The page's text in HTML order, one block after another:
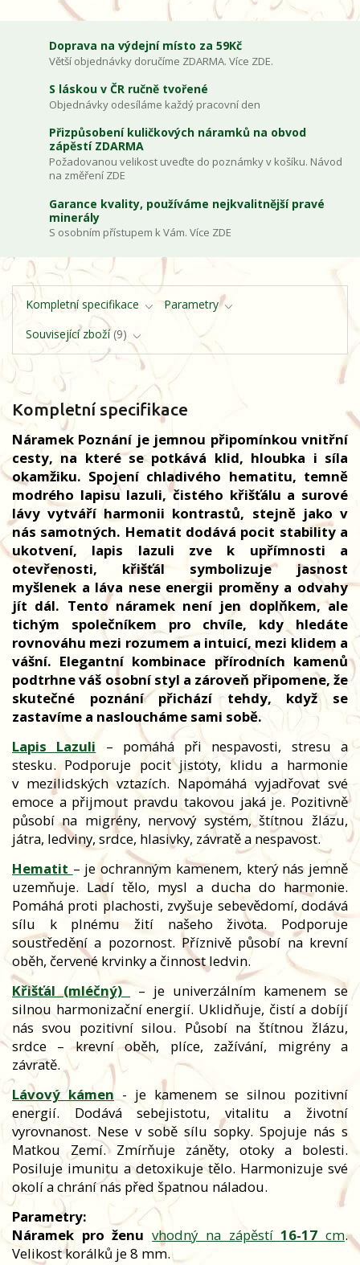
Doprava na výdejní místo za 59Kč
Větší objednávky doručíme ZDARMA. Více ZDE.
S láskou v ČR ručně tvořené
Objednávky odesíláme každý pracovní den
Přizpůsobení kuličkových náramků na obvod
zápěstí ZDARMA
Požadovanou velikost uveďte do poznámky v košíku. Návod
na změření ZDE
Garance kvality, používáme nejkvalitnější pravé
minerály
S osobním přístupem k Vám. Více ZDE
Kompletní specifikace
Parametry
Související zboží 9
Kompletní specifikace
Náramek Poznání je jemnou připomínkou vnitřní
cesty, na které se potkává klid, hloubka i síla
okamžiku. Spojení chladivého hematitu, temně
modrého lapisu lazuli, čistého křišťálu a surové
lávy vytváří harmonii kontrastů, stejně jako v
nás samotných. Hematit dodává pocit stability a
ukotvení, lapis lazuli zve k upřímnosti a
otevřenosti, křišťál symbolizuje jasnost
myšlenek a láva nese energii proměny a odvahy
jít dál. Tento náramek není jen doplňkem, ale
tichým společníkem pro chvíle, kdy hledáte
rovnováhu mezi rozumem a intuicí, mezi klidem a
vášní. Elegantní kombinace přírodních kamenů
podtrhne váš osobní styl a zároveň připomene, že
skutečné poznání přichází tehdy, když se
zastavíme a nasloucháme sami sobě.
Lapis Lazuli – pomáhá při nespavosti, stresu a
stesku. Podporuje pocit jistoty, klidu a harmonie
v mezilidských vztazích. Napomáhá vyjadřovat své
emoce a přijmout pravdu takovou jaká je. Pozitivně
působí na migrény, nervový systém, štítnou žlázu,
játra, ledviny, srdce, hlasivky, závratě a nespavost.
Hematit – je ochranným kamenem, který nás jemně
uzemňuje. Ladí tělo, mysl a ducha do harmonie.
Pomáhá proti plachosti, zvyšuje sebevědomí, dodává
sílu k plnému žití našeho života. Podporuje
soustředění a pozornost. Příznivě působí na krevní
oběh, červené krvinky a činnost ledvin.
Křišťál (mléčný)– je univerzálním kamenem se
silnou harmonizační energií. Uklidňuje, čistí a dobíjí
nás svou pozitivní silou. Působí na štítnou žlázu,
srdce – krevní oběh, plíce, zažívání, migrény a
závratě.
Lávový kámen - je kamenem se silnou pozitivní
energií. Dodává sebejistotu, vitalitu a životní
vyrovnanost. Nese v sobě sílu sopky. Spojuje nás s
Matkou Zemí. Zmírňuje záněty, otoky a bolesti.
Posiluje imunitu a detoxikuje tělo. Harmonizuje své
okolí a chrání nás před špatnou náladou.
Parametry:
Náramek pro ženuvhodný na zápěstí16-17 cm.
Velikost korálků je 8 mm.